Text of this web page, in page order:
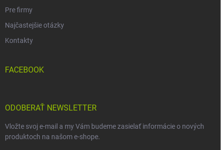
Pre firmy
Najčastejšie otázky
Kontakty
FACEBOOK
ODOBERAŤ NEWSLETTER
Vložte svoj e-mail a my Vám budeme zasielať informácie o nových
produktoch na našom e-shope.